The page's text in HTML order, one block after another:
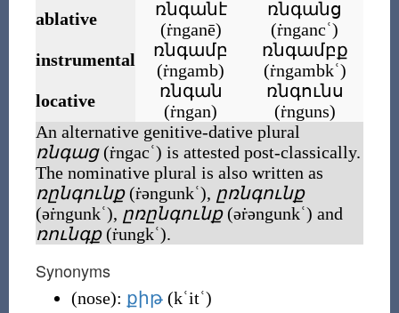
ablative
ռնգանէ
(ṙnganē)
ռնգանց
(ṙngancʿ)
instrumental
ռնգամբ
(ṙngamb)
ռնգամբք
(ṙngambkʿ)
locative
ռնգան
(ṙngan)
ռնգունս
(ṙnguns)
An alternative genitive-dative plural
ռնգաց (ṙngacʿ) is attested post-classically.
The nominative plural is also written as
ռընգունք (ṙəngunkʿ), ըռնգունք
(əṙngunkʿ), ըռընգունք (əṙəngunkʿ) and
ռունգք (ṙungkʿ).
Synonyms
(nose): քիթ (kʿitʿ)